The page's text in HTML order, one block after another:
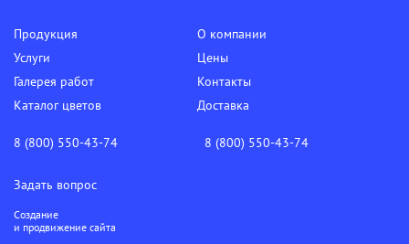
Продукция
Услуги
Галерея работ
Каталог цветов
О компании
Цены
Контакты
Доставка
8 (800) 550-43-74 8 (800) 550-43-74
Задать вопрос
Создание
и продвижение сайта